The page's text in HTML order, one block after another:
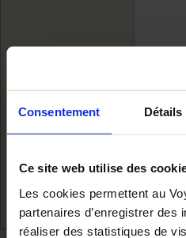
Consentement Détails
Ce site web utilise des
Les cookies permettent au
partenaires d’enregistrer des
réaliser des statistiques de
PORTE